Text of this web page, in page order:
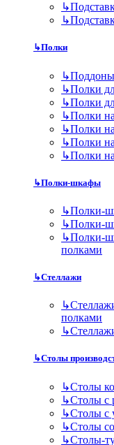
↳
↳
↳Полки
↳
↳Полки
↳Полки
↳Полки
↳Полки
↳Полки
↳Полки
↳Полки-шкафы
↳Полки-
↳Полки-
↳Полки-
полками
↳Стеллажи
↳
полками
↳
↳Столы
↳Столы
↳Столы с
↳Столы с
↳Столы
↳Столы-